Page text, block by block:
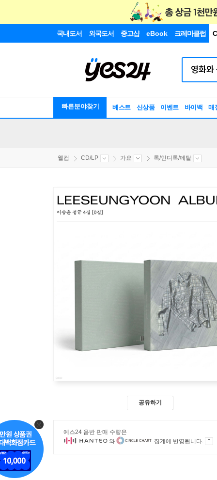
국내도서 외국도서 중고샵 eBook 크레마클럽
빠른분야찾기 베스트 신상품 이벤트 바이백 매
웰컴 CD/LP 가요 록/인디록/메탈
공유하기
예스24 음반 판매 수량은
와
집계에 반영됩니다.